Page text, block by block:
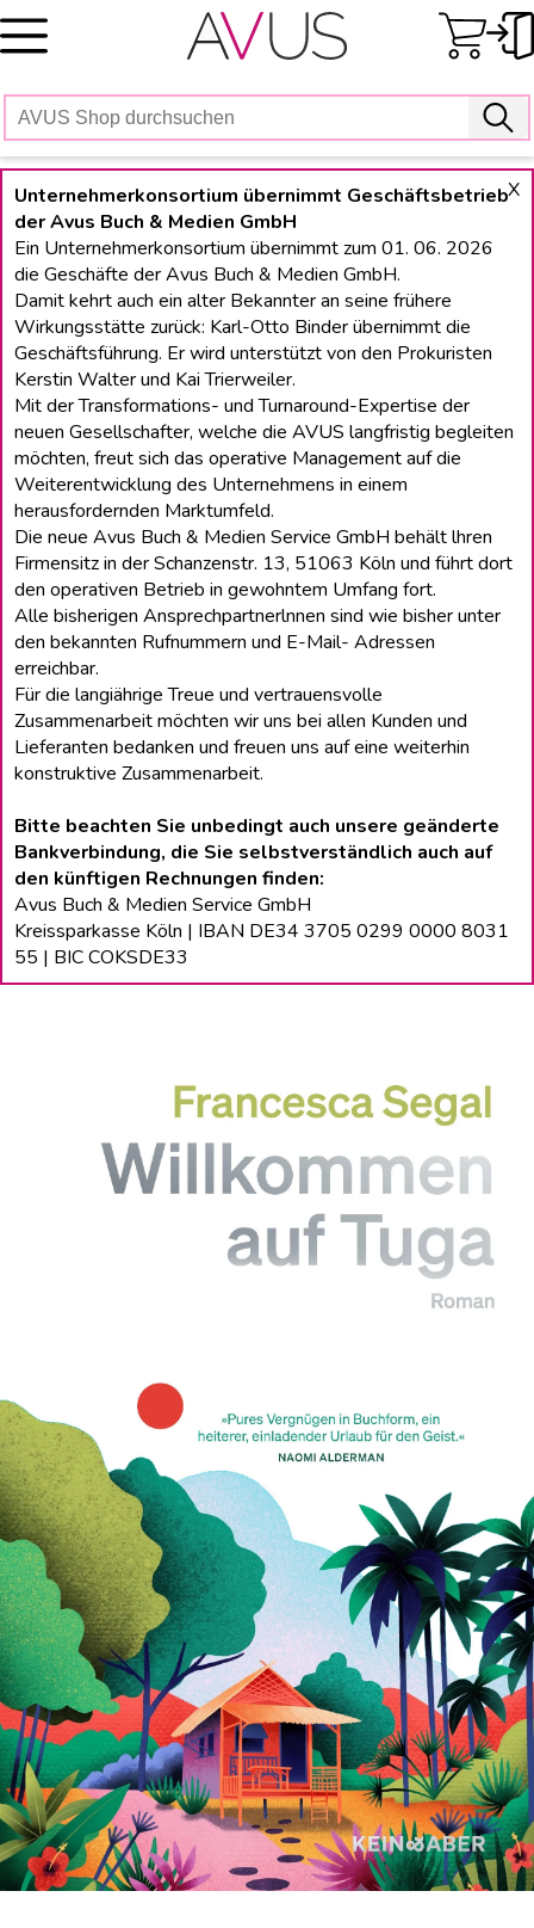
Skip
to
X
Unternehmerkonsortium übernimmt Geschäftsbetrieb
der Avus Buch & Medien GmbH
Ein Unternehmerkonsortium übernimmt zum 01. 06. 2026
die Geschäfte der Avus Buch & Medien GmbH.
Damit kehrt auch ein alter Bekannter an seine frühere
Wirkungsstätte zurück: Karl-Otto Binder übernimmt die
Geschäftsführung. Er wird unterstützt von den Prokuristen
Kerstin Walter und Kai Trierweiler.
Mit der Transformations- und Turnaround-Expertise der
neuen Gesellschafter, welche die AVUS langfristig begleiten
möchten, freut sich das operative Management auf die
Weiterentwicklung des Unternehmens in einem
herausfordernden Marktumfeld.
Die neue Avus Buch & Medien Service GmbH behält lhren
Firmensitz in der Schanzenstr. 13, 51063 Köln und führt dort
den operativen Betrieb in gewohntem Umfang fort.
Alle bisherigen Ansprechpartnerlnnen sind wie bisher unter
den bekannten Rufnummern und E-Mail- Adressen
erreichbar.
Für die langiährige Treue und vertrauensvolle
Zusammenarbeit möchten wir uns bei allen Kunden und
Lieferanten bedanken und freuen uns auf eine weiterhin
konstruktive Zusammenarbeit.
Bitte beachten Sie unbedingt auch unsere geänderte
Bankverbindung, die Sie selbstverständlich auch auf
den künftigen Rechnungen finden:
Avus Buch & Medien Service GmbH
Kreissparkasse Köln | IBAN DE34 3705 0299 0000 8031
55 | BIC COKSDE33